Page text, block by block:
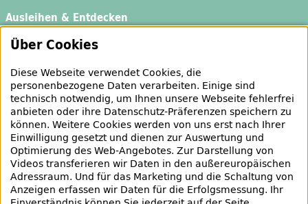
Ausleihen & Entdecken
Schaufenster
Bibliotheksausweis
Highlights
Veranstaltungen & Lernangebote
Veranstaltungsübersicht
Lern- und Beratungsangebote
Über Cookies
Diese Webseite verwendet Cookies, die
personenbezogene Daten verarbeiten. Einige sind
technisch notwendig, um Ihnen unsere Webseite fehlerfrei
anbieten oder ihre Datenschutz-Präferenzen speichern zu
können. Weitere Cookies werden von uns erst nach Ihrer
Einwilligung gesetzt und dienen zur Auswertung und
Optimierung desWeb-Angebotes. Zur Darstellung von
Videos transferieren wir Daten in den außereuropäischen
Adressraum. Und für das Marketing und die Schaltung von
Anzeigen erfassen wir Daten für die Erfolgsmessung. Ihr